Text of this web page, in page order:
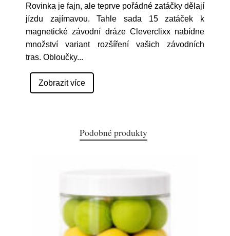
Rovinka je fajn, ale teprve pořádné zatáčky dělají
jízdu zajímavou. Tahle sada 15 zatáček k
magnetické závodní dráze Cleverclixx nabídne
množství variant rozšíření vašich závodních
tras. Obloučky...
Zobrazit více
Podobné produkty